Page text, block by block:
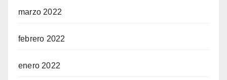
marzo 2022
febrero 2022
enero 2022